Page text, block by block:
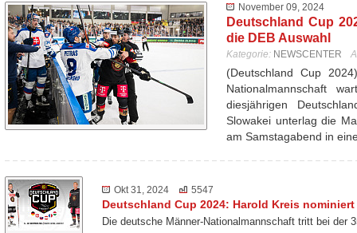
November 09, 2024
Deutschland Cup
die DEB Auswahl
Kategorie: NEWSCENTER
(Deutschland Cup
Nationalmannschaft
diesjährigen
Slowakei unterlag die
am Samstagabend in
Okt 31, 2024 5547
Deutschland Cup 2024: Harold Kreis
Die deutsche Männer-Nationalmannschaft tritt bei der